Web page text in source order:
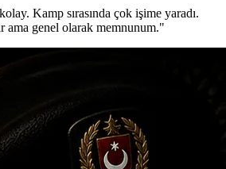
Kamp sırasında çok işime yaradı.
genel olarak memnunum."